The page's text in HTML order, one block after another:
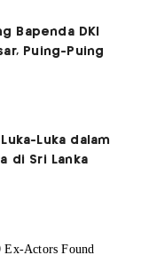
Bapenda DKI
Puing-Puing
Luka dalam
di Sri Lanka